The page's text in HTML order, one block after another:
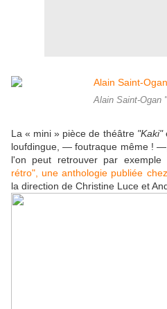
Alain Saint-Ogan
La « mini » pièce de théâtre "Kaki"
loufdingue,—foutraque même !—
l'on peut retrouver par exemple
rétro", une anthologie publiée
la direction de Christine Luce et